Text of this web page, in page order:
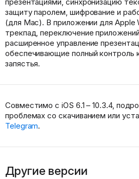
защиту паролем, шифрование и
(для Mac). В приложении для Apple
трекпад, переключение
расширенное управление
обеспечивающие полный контроль
запястья.
Совместимо с iOS 6.1 – 10.3.4,
проблемах со скачиванием или
Telegram.
Другие версии